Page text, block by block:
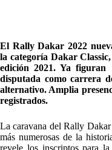
El Rally Dakar 2022
la categoría Dakar
edición 2021. Ya figuran
disputada como carrera
alternativo. Amplia
registrados.
La caravana del Rally
más numerosas de la
revele los inscriptos para la